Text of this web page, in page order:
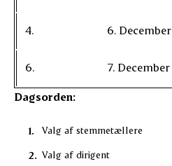
4. 6. December
6. 7. December
Dagsorden:
Valg af stemmetællere
Valg af dirigent